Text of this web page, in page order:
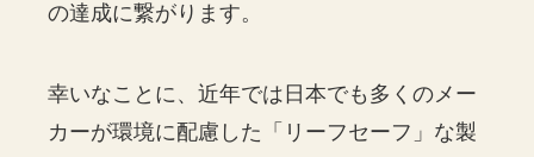
の達成に繋がります。
幸いなことに、近年では日本でも多くのメー
カーが環境に配慮した「リーフセーフ」な製